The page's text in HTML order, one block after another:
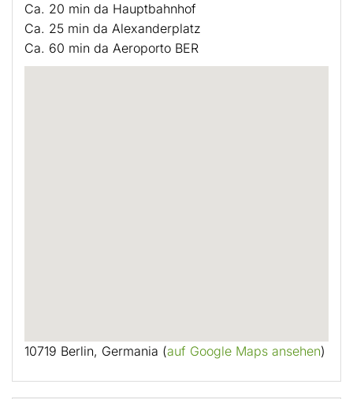
Ca. 20 min da Hauptbahnhof
Ca. 25 min da Alexanderplatz
Ca. 60 min da Aeroporto BER
10719 Berlin, Germania (auf Google Maps ansehen)